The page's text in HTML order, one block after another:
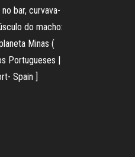
bar, curvava-
do macho:
Minas (
Portugueses |
Spain ]